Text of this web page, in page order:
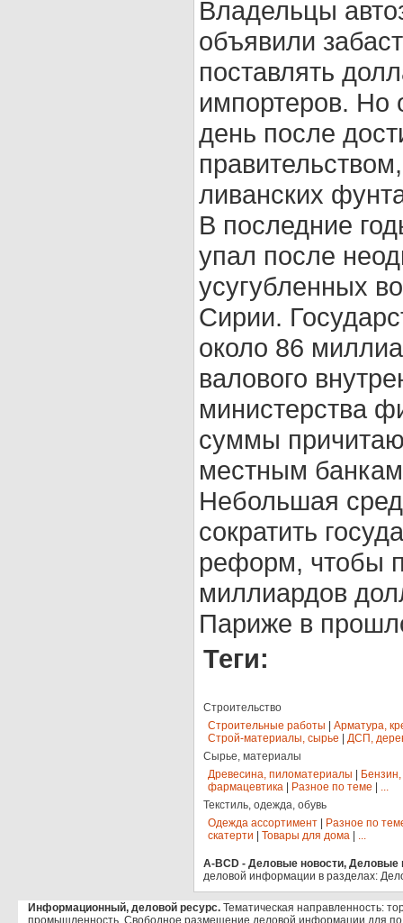
Владельцы
объявили
поставлять
импортеров. Но
день после
ливанских
В последние
упал после
усугубленных
Сирии.
около 86
валового
министерства
суммы
местным
Небольшая
сократить
реформ, чтобы
миллиардов
Париже в
Теги:
Строительство
Строительные работы
Арматура,
Строй-материалы, сырье
ДСП,
Сырье, материалы
Древесина, пиломатериалы
фармацевтика
Разное по теме
...
Текстиль, одежда, обувь
Одежда ассортимент
Разное по
скатерти
Товары для дома ...
A-BCD - Деловые новости, Деловые
деловой информации в разделах:
Информационный, деловой ресурс. Тематическая направленность: